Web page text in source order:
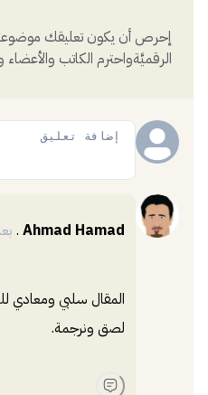
إحرص أن يكون تعليقك
الرقميَّةواحترم الكاتب والأعضاء
Ahmad Hamad
. بعد 4
المقال سلبي ومعادي
لصق ونرجمة.